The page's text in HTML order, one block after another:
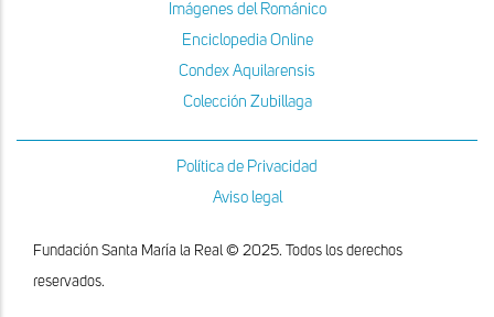
Imágenes del Románico
Enciclopedia Online
Condex Aquilarensis
Colección Zubillaga
Política de Privacidad
Aviso legal
Fundación Santa María la Real © 2025. Todos los derechos
reservados.